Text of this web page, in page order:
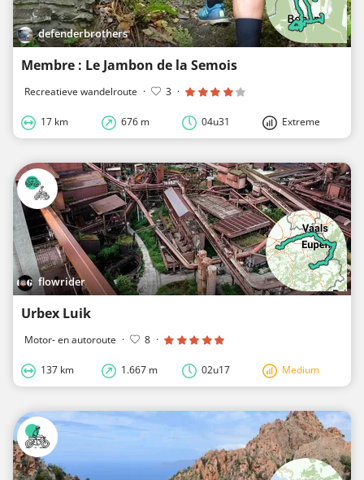
defenderbrothers
Membre : Le Jambon de la Semois
Recreatieve wandelroute · 3 ·
17 km 676 m 04u31 Extreme
flowrider
Urbex Luik
Motor- en autoroute · 8 ·
137 km 1.667 m 02u17 Medium